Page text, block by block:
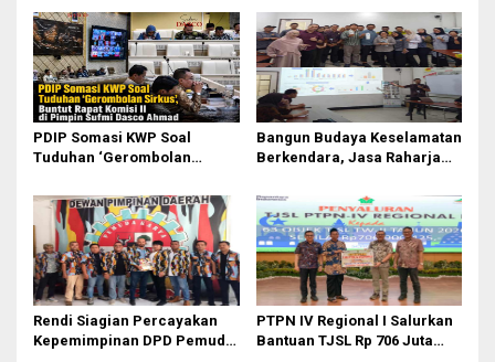
Perjuangkan Ruang Bermain
Anak
II Dipimpin Sufmi Dasco
Ahmad
PDIP Somasi KWP Soal
Tuduhan ‘Gerombolan
II Dipimpin Sufmi Dasco
Ahmad
Bangun Budaya Keselamatan
Berkendara, Jasa Raharja
Pasifik Medan Industri
Rendi Siagian Percayakan
Kepemimpinan DPD Pemuda
PTPN IV Regional I Salurkan
Bantuan TJSL Rp 706 Juta